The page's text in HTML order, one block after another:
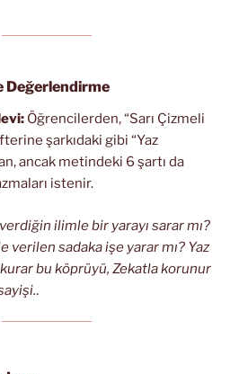
Değerlendirme
Öğrencilerden, “Sarı Çizmeli
şarkıdaki gibi “Yaz
ancak metindeki 6 şartı da
istenir.
ilimle bir yarayı sarar mı?
verilen sadaka işe yarar mı? Yaz
bu köprüyü, Zekatla korunur
.